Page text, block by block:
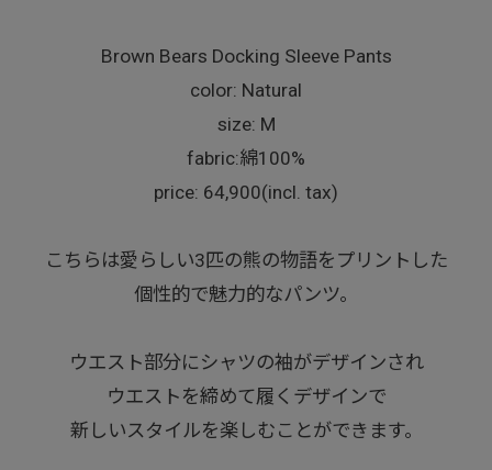
Brown Bears Docking Sleeve Pants
color: Natural
size: M
fabric:綿100%
price: 64,900(incl. tax)
こちらは愛らしい3匹の熊の物語をプリントした
個性的で魅力的なパンツ。
ウエスト部分にシャツの袖がデザインされ
ウエストを締めて履くデザインで
新しいスタイルを楽しむことができます。